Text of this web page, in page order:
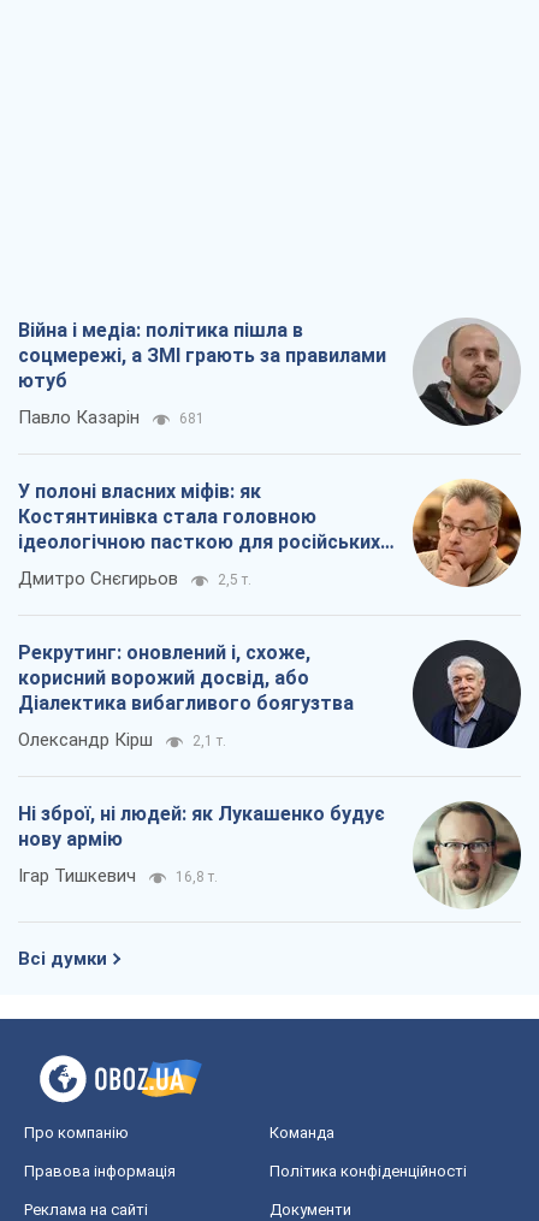
Війна і медіа: політика пішла в
соцмережі, а ЗМІ грають за правилами
ютуб
Павло Казарін 681
У полоні власних міфів: як
Костянтинівка стала головною
ідеологічною пасткою для російських
окупантів
Дмитро Снєгирьов 2,5 т.
Рекрутинг: оновлений і, схоже,
корисний ворожий досвід, або
Діалектика вибагливого боягузтва
Олександр Кірш 2,1 т.
Ні зброї, ні людей: як Лукашенко будує
нову армію
Ігар Тишкевич 16,8 т.
Всі думки
Про компанію Команда
Правова інформація Політика конфіденційності
Реклама на сайті Документи